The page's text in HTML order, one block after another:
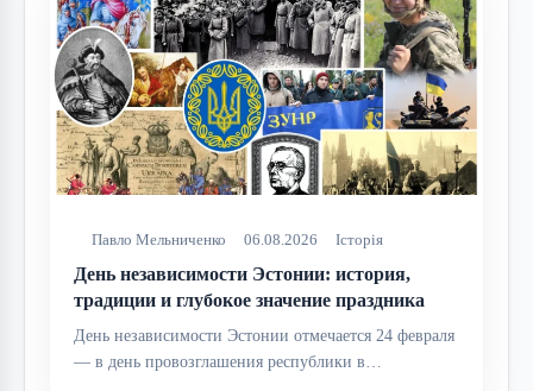
Павло Мельниченко 06.08.2026 Історія
День независимости Эстонии: история,
традиции и глубокое значение праздника
День независимости Эстонии отмечается 24 февраля
— в день провозглашения республики в…